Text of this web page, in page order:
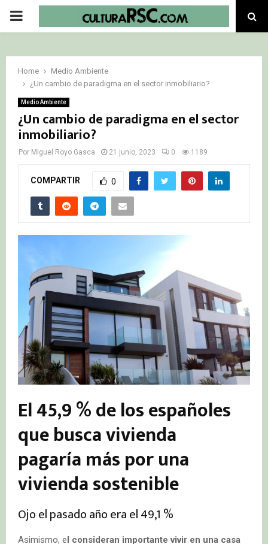
PRIMARY
Home
Medio Ambiente
¿Un cambio de paradigma en el sector inmobiliario?
Medio Ambiente
¿Un cambio de paradigma en el sector
inmobiliario?
Por Miguel Royo Gasca 21 junio, 2023 0 1189
COMPARTIR 0
El 45,9 % de los españoles
que busca vivienda
pagaría más por una
vivienda sostenible
Ojo el pasado año era el 49,1 %
Asimismo, el consideran importante vivir en una casa